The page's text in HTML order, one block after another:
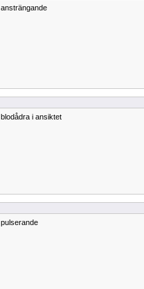
ansträngande
blodådra i ansiktet
pulserande